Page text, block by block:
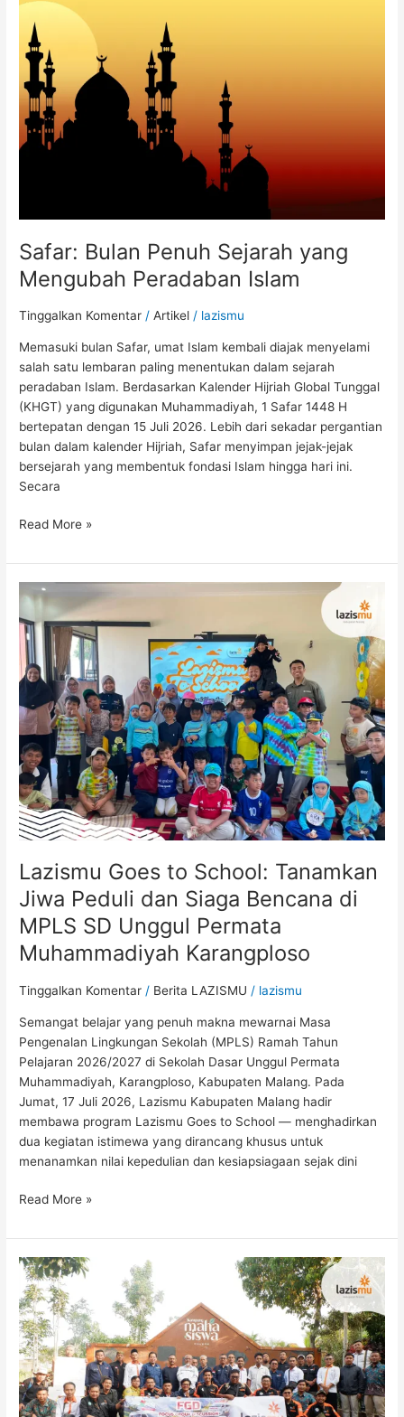
Safar: Bulan Penuh Sejarah yang
Mengubah Peradaban Islam
Tinggalkan Komentar /Artikel / lazismu
Memasuki bulan Safar, umat Islam kembali diajak menyelami
salah satu lembaran paling menentukan dalam sejarah
peradaban Islam. Berdasarkan Kalender Hijriah Global Tunggal
(KHGT) yang digunakan Muhammadiyah, 1 Safar 1448 H
bertepatan dengan 15 Juli 2026. Lebih dari sekadar pergantian
bulan dalam kalender Hijriah, Safar menyimpan jejak-jejak
bersejarah yang membentuk fondasi Islam hingga hari ini.
Secara
Sejarah
yang
Mengubah
Peradaban
Islam
Read More »
Lazismu Goes to School: Tanamkan
Jiwa Peduli dan Siaga Bencana di
MPLS SD Unggul Permata
Muhammadiyah Karangploso
Tinggalkan Komentar / Berita LAZISMU / lazismu
Semangat belajar yang penuh makna mewarnai Masa
Pengenalan Lingkungan Sekolah (MPLS) Ramah Tahun
Pelajaran 2026/2027 di Sekolah Dasar Unggul Permata
Muhammadiyah, Karangploso, Kabupaten Malang. Pada
Jumat, 17 Juli 2026, Lazismu Kabupaten Malang hadir
membawa program Lazismu Goes to School — menghadirkan
dua kegiatan istimewa yang dirancang khusus untuk
menanamkan nilai kepedulian dan kesiapsiagaan sejak dini
Lazismu
to
School:
Tanamkan
Peduli
dan
Siaga
Bencana
di
MPLS
SD
Permata
Muhammadiyah
Karangploso
Read More »
Tingkatkan
Respons
Kemanusiaan:
Lazismu
Jatim
Gelar
FGD
Ambulans